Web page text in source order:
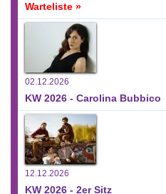
Warteliste »
02.12.2026
KW 2026 - Carolina Bubbico
12.12.2026
KW 2026 - 2er Sitz